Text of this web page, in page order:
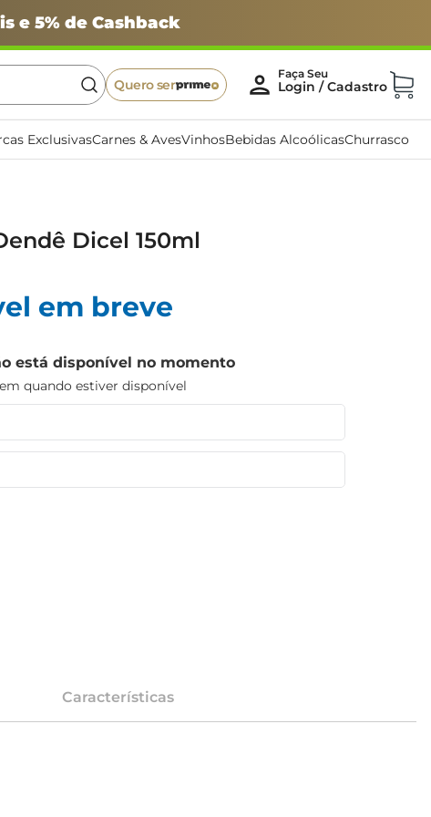
e 5% de Cashback
Quero ser
ExclusivasCarnes & AvesVinhosBebidas AlcoólicasChurrasco
Dicel 150ml
em breve
está disponível no momento
quando estiver disponível
Características